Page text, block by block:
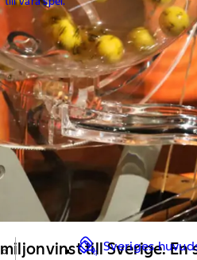
Sveriges
till Sverige.